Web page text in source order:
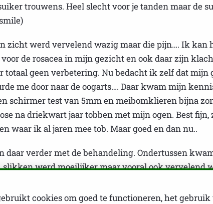
trouwens. Heel slecht voor je tanden maar de
zicht werd vervelend wazig maar die pijn…. Ik kan
de rosacea in mijn gezicht en ook daar zijn
geen verbetering. Nu bedacht ik zelf dat mijn
me door naar de oogarts…. Daar kwam mijn
schirmer test van 5mm en meibomklieren bijna
na driekwart jaar tobben met mijn ogen. Best
waar ik al jaren mee tob. Maar goed en dan nu..
daar verder met de behandeling. Ondertussen
werd moeilijker maar vooral ook vervelend
had ik al jaren …overgebleven na een
cookies om goed te functioneren, het